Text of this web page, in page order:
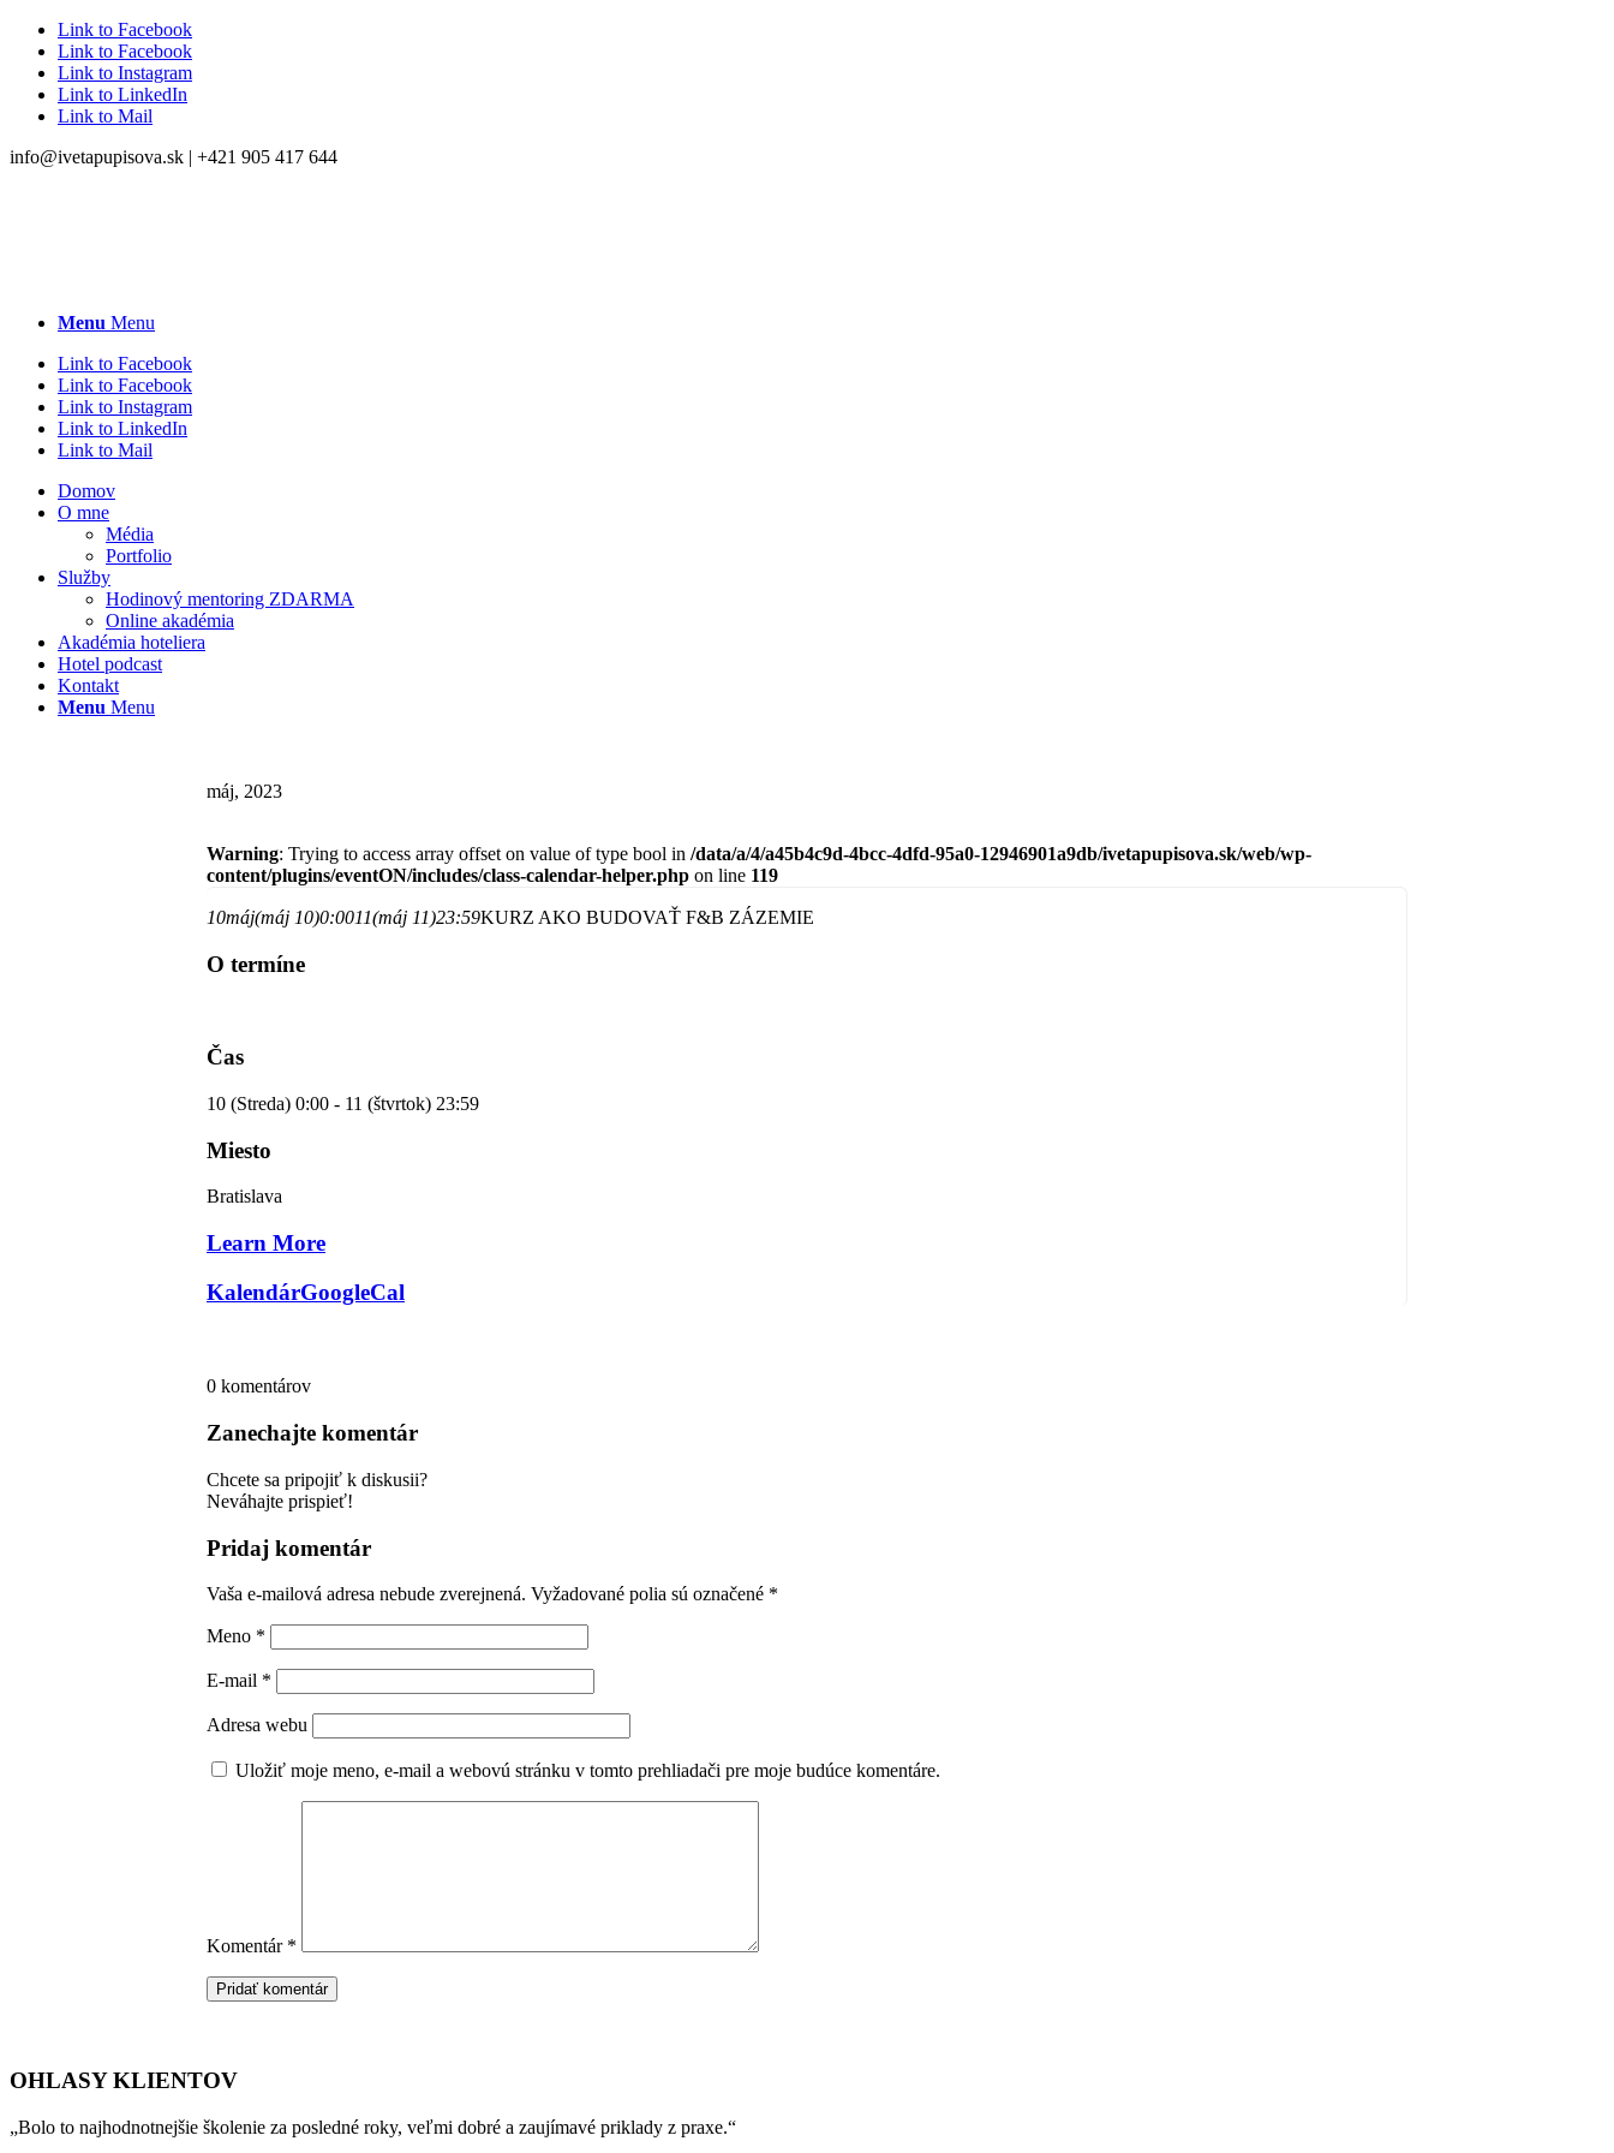
Link to Facebook
Link to Facebook
Link to Instagram
Link to LinkedIn
Link to Mail
info@ivetapupisova.sk | +421 905 417 644
Menu Menu
Link to Facebook
Link to Facebook
Link to Instagram
Link to LinkedIn
Link to Mail
Domov
O mne
Média
Portfolio
Služby
Hodinový mentoring ZDARMA
Online akadémia
Akadémia hoteliera
Hotel podcast
Kontakt
Menu Menu
máj, 2023
Warning: Trying to access array offset on value of type bool in /data/a/4/a45b4c9d-4bcc-4dfd-95a0-12946901a9db/ivetapupisova.sk/web/wp-
content/plugins/eventON/includes/class-calendar-helper.php on line 119
10máj(máj 10)0:0011(máj 11)23:59KURZ AKO BUDOVAŤ F&B ZÁZEMIE
O termíne
Čas
10 (Streda) 0:00 - 11 (štvrtok) 23:59
Miesto
Bratislava
Learn More
KalendárGoogleCal
0 komentárov
Zanechajte komentár
Chcete sa pripojiť k diskusii?
Neváhajte prispieť!
Pridaj komentár
Vaša e-mailová adresa nebude zverejnená. Vyžadované polia sú označené *
Meno *
E-mail *
Adresa webu
Uložiť moje meno, e-mail a webovú stránku v tomto prehliadači pre moje budúce komentáre.
Komentár *
OHLASY KLIENTOV
„Bolo to najhodnotnejšie školenie za posledné roky, veľmi dobré a zaujímavé priklady z praxe.“